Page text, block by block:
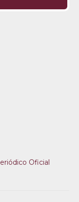
Oficial